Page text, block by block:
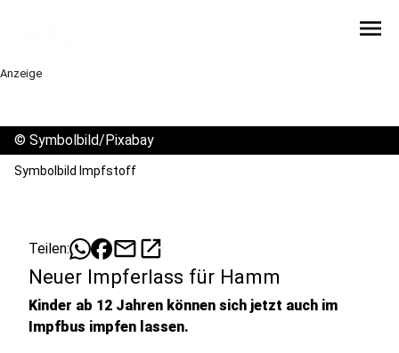
menu
Anzeige
© Symbolbild/Pixabay
Symbolbild Impfstoff
Teilen: mailopen_in_new
Neuer Impferlass für Hamm
Kinder ab 12 Jahren können sich jetzt auch im
Impfbus impfen lassen.